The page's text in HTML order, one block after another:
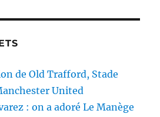
de Old Trafford, Stade
United
: on a adoré Le Manège